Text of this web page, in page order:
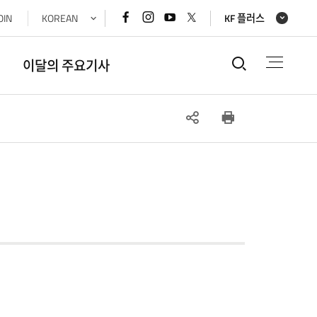
KOREAN 페이스북
바로가기
인스타그램
바로가기
유튜브
바로가기
x(트위터)
바로가기
KF 플러스
이달의 주요기사 통합검
SNS